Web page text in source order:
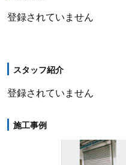
登録されていません
スタッフ紹介
登録されていません
施工事例